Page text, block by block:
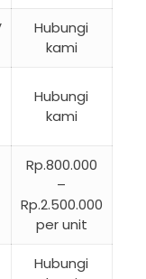
Hubungi
kami
Hubungi
kami
Rp.800.000
–
Rp.2.500.000
per unit
Hubungi